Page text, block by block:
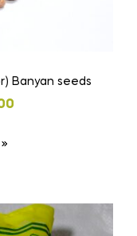
Banyan seeds
multiple
variants.